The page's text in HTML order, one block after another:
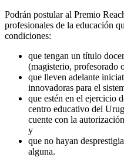
Podrán postular al Premio
profesionales de la educación
condiciones:
que tengan un título
(magisterio, profesorado
que lleven adelante
innovadoras para el
que estén en el ejercicio
centro educativo del
cuente con la
y
que no hayan
alguna.